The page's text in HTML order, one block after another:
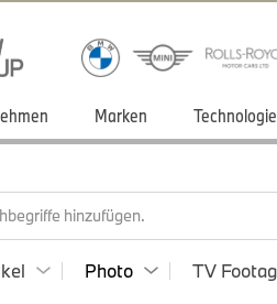
Marken Technologie
hinzufügen.
Photo TV